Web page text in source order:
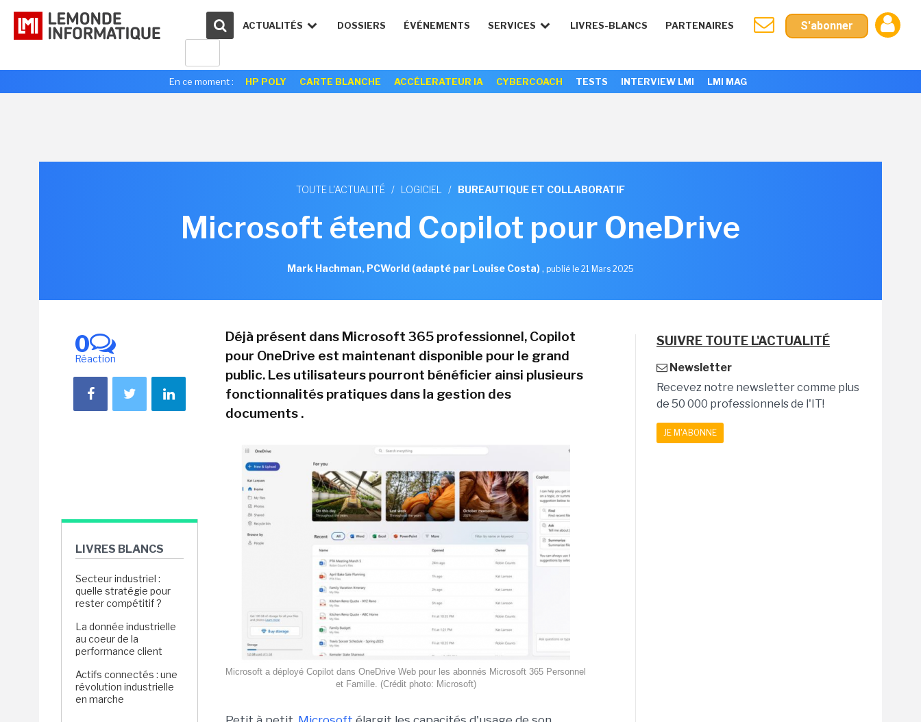
ACTUALITÉS DOSSIERS ÉVÉNEMENTS SERVICES LIVRES-BLANCS PARTENAIRES S'abonner
En ce moment : HP POLY CARTE BLANCHE ACCÉLERATEUR IA CYBERCOACH TESTS INTERVIEW LMI LMI MAG
TOUTE L'ACTUALITÉ / LOGICIEL / BUREAUTIQUE ET COLLABORATIF
Microsoft étend Copilot pour OneDrive
Mark Hachman, PCWorld (adapté par Louise Costa), publié le 21 Mars 2025
0
Réaction
LIVRES BLANCS
Secteur industriel :
quelle stratégie pour
rester compétitif ?
La donnée industrielle
au coeur de la
performance client
Actifs connectés : une
révolution industrielle
en marche
Déjà présent dans Microsoft 365 professionnel, Copilot
pour OneDrive est maintenant disponible pour le grand
public. Les utilisateurs pourront bénéficier ainsi plusieurs
fonctionnalités pratiques dans la gestion des
documents .
Microsoft a déployé Copilot dans OneDrive Web pour les abonnés Microsoft 365 Personnel
et Famille. (Crédit photo: Microsoft)
SUIVRE TOUTE L'ACTUALITÉ
Newsletter
Recevez notre newsletter comme plus
de 50 000 professionnels de l'IT!
JE M'ABONNE